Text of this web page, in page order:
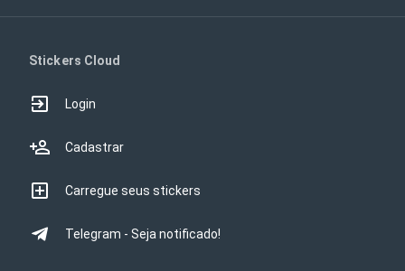
Stickers Cloud
Login
Cadastrar
Carregue seus stickers
Telegram - Seja notificado!